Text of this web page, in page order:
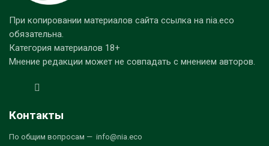
При копировании материалов сайта ссылка на nia.eco
обязательна.
Категория материалов 18+
Мнение редакции может не совпадать с мнением авторов.
Контакты
По общим вопросам — info@nia.eco